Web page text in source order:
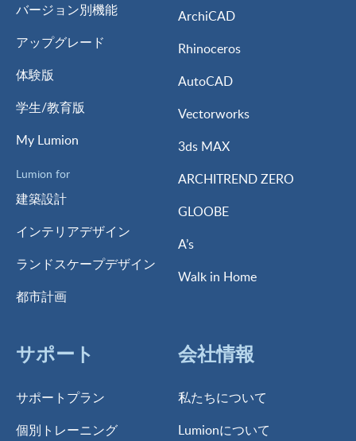
バージョン別機能
アップグレード
体験版
学生/教育版
My Lumion
Lumion for
建築設計
インテリアデザイン
ランドスケープデザイン
都市計画
ArchiCAD
Rhinoceros
AutoCAD
Vectorworks
3ds MAX
ARCHITREND ZERO
GLOOBE
A’s
Walk in Home
サポート
サポートプラン
個別トレーニング
会社情報
私たちについて
Lumionについて